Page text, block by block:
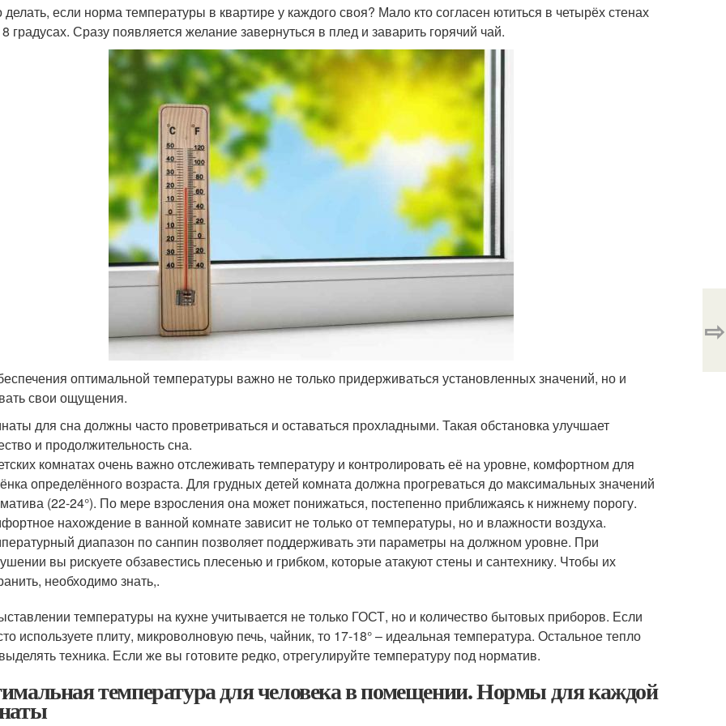
делать, если норма температуры в квартире у каждого своя? Мало кто согласен ютиться в четырёх стенах
градусах. Сразу появляется желание завернуться в плед и заварить горячий чай.
оптимальной температуры важно не только придерживаться установленных значений, но и
свои ощущения.
для сна должны часто проветриваться и оставаться прохладными. Такая обстановка улучшает
и продолжительность сна.
комнатах очень важно отслеживать температуру и контролировать её на уровне, комфортном для
определённого возраста. Для грудных детей комната должна прогреваться до максимальных значений
(22-24°). По мере взросления она может понижаться, постепенно приближаясь к нижнему порогу.
нахождение в ванной комнате зависит не только от температуры, но и влажности воздуха.
диапазон по санпин позволяет поддерживать эти параметры на должном уровне. При
вы рискуете обзавестись плесенью и грибком, которые атакуют стены и сантехнику. Чтобы их
необходимо знать,.
температуры на кухне учитывается не только ГОСТ, но и количество бытовых приборов. Если
используете плиту, микроволновую печь, чайник, то 17-18° – идеальная температура. Остальное тепло
техника. Если же вы готовите редко, отрегулируйте температуру под норматив.
температура для человека в помещении. Нормы для каждой
⇨